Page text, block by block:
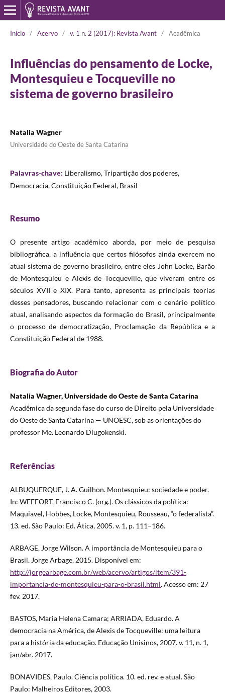
Início / Acervo / v. 1 n. 2 (2017): Revista Avant / Acadêmica
Influências do pensamento de Locke,
Montesquieu e Tocqueville no
sistema de governo brasileiro
Natalia Wagner
Universidade do Oeste de Santa Catarina
Palavras-chave: Liberalismo, Tripartição dos poderes,
Democracia, Constituição Federal, Brasil
Resumo
O presente artigo acadêmico aborda, por meio de pesquisa
bibliográfica, a influência que certos filósofos ainda exercem no
atual sistema de governo brasileiro, entre eles John Locke, Barão
de Montesquieu e Alexis de Tocqueville, que viveram entre os
séculos XVII e XIX. Para tanto, apresenta as principais teorias
desses pensadores, buscando relacionar com o cenário político
atual, analisando aspectos da formação do Brasil, principalmente
o processo de democratização, Proclamação da República e a
Constituição Federal de 1988.
Biografia do Autor
Natalia Wagner, Universidade do Oeste de Santa Catarina
Acadêmica da segunda fase do curso de Direito pela Universidade
do Oeste de Santa Catarina — UNOESC, sob as orientações do
professor Me. Leonardo Dlugokenski.
Referências
ALBUQUERQUE, J. A. Guilhon. Montesquieu: sociedade e poder.
In: WEFFORT, Francisco C. (org.). Os clássicos da política:
Maquiavel, Hobbes, Locke, Montesquieu, Rousseau, “o federalista”.
13. ed. São Paulo: Ed. Ática, 2005. v. 1, p. 111–186.
ARBAGE, Jorge Wilson. A importância de Montesquieu para o
Brasil. Jorge Arbage, 2015. Disponível em:
http://jorgearbage.com.br/web/acervo/artigos/item/391-
importancia-de-montesquieu-para-o-brasil.html. Acesso em: 27
fev. 2017.
BASTOS, Maria Helena Camara; ARRIADA, Eduardo. A
democracia na América, de Alexis de Tocqueville: uma leitura
para a história da educação. Educação Unisinos, 2007. v. 11, n. 1,
jan/abr. 2017.
BONAVIDES, Paulo. Ciência política. 10. ed. rev. e atual. São
Paulo: Malheiros Editores, 2003.